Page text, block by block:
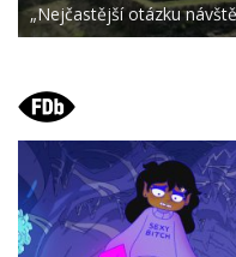
„Nejčastější otázku